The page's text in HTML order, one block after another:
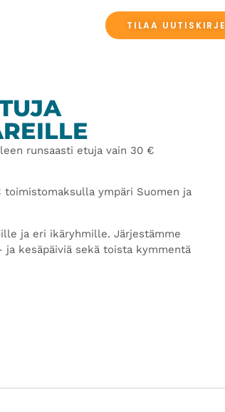
TILAA UUTISKIRJE
runsaasti etuja vain 30 €
ympäri Suomen ja
ja eri ikäryhmille. Järjestämme
kesäpäiviä sekä toista kymmentä